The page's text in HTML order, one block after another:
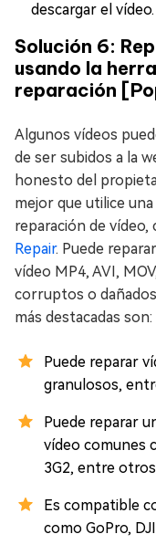
descargar el vídeo.
Solución 6:
usando la
reparación
Algunos vídeos
de ser subidos a la
honesto del
mejor que utilice
reparación de
Repair. Puede
vídeo MP4, AVI,
corruptos o
más destacadas son:
Puede reparar
granulosos,
Puede reparar
vídeo comunes
3G2, entre
Es compatible
como GoPro,